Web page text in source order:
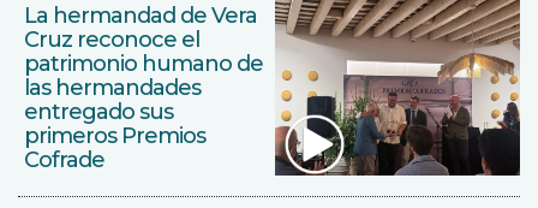
La hermandad de Vera
Cruz reconoce el
patrimonio humano de
las hermandades
entregado sus
primeros Premios
Cofrade